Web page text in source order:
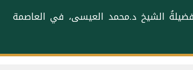
فضيلةُ الشيخ د.⁧‫محمد العيسى‬⁩‬⁩، في العاصمة